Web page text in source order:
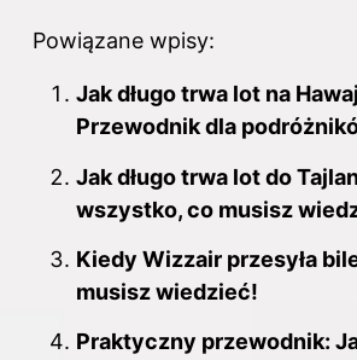
Powiązane wpisy:
Jak długo trwa lot na
Przewodnik dla
Jak długo trwa lot do
wszystko, co musisz
Kiedy Wizzair przesyła
musisz wiedzieć!
Praktyczny przewodnik: